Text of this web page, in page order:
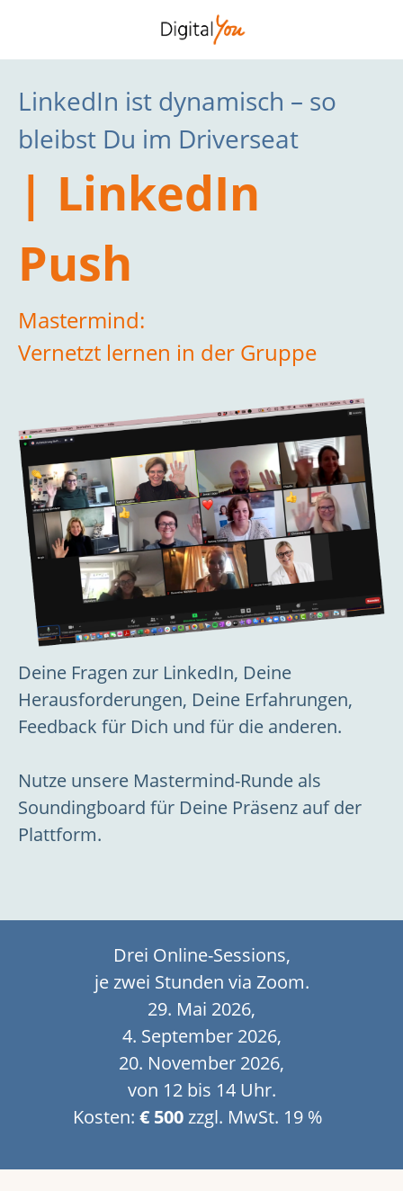
LinkedIn ist dynamisch – so
bleibst Du im Driverseat
| LinkedIn
Push
Mastermind:
Vernetzt lernen in der Gruppe
Deine Fragen zur LinkedIn, Deine
Herausforderungen, Deine Erfahrungen,
Feedback für Dich und für die anderen.
Nutze unsere Mastermind-Runde als
Soundingboard für Deine Präsenz auf der
Plattform.
Drei Online-Sessions,
je zwei Stunden via Zoom.
29. Mai 2026,
4. September 2026,
20. November 2026,
von 12 bis 14 Uhr.
Kosten: € 500zzgl. MwSt. 19 %